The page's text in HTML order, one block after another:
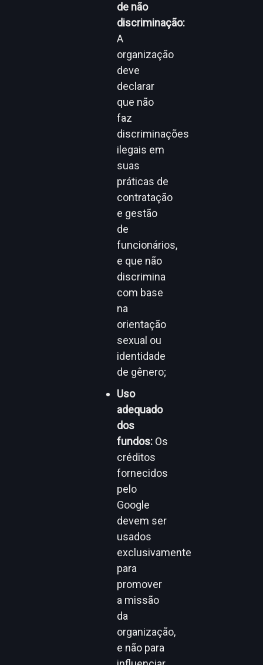
de não
discriminação:
A
organização
deve
declarar
que não
faz
discriminações
ilegais em
suas
práticas de
contratação
e gestão
de
funcionários,
e que não
discrimina
com base
na
orientação
sexual ou
identidade
de gênero;
Uso
adequado
dos
fundos: Os
créditos
fornecidos
pelo
Google
devem ser
usados
exclusivamente
para
promover
a missão
da
organização,
e não para